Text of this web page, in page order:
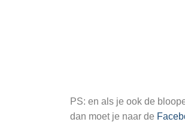
PS: en als je ook de
dan moet je naar de